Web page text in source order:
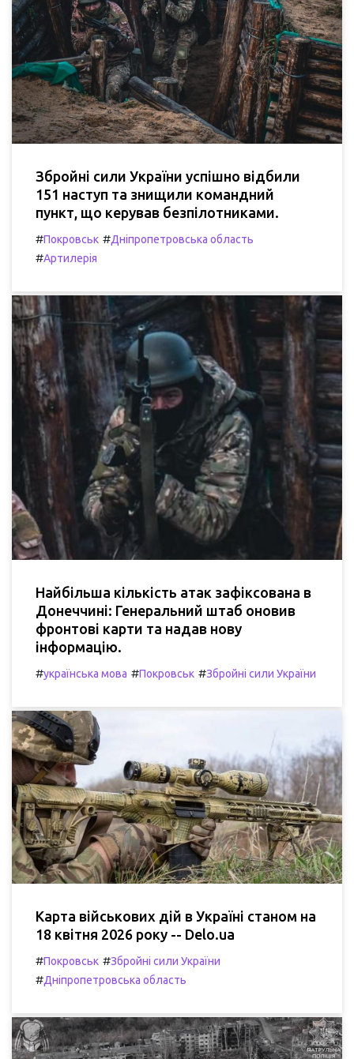
Збройні сили України успішно відбили
151 наступ та знищили командний
пункт, що керував безпілотниками.
#Покровськ #Дніпропетровська область
#Артилерія
Найбільша кількість атак зафіксована в
Донеччині: Генеральний штаб оновив
фронтові карти та надав нову
інформацію.
#українська мова #Покровськ #Збройні сили України
Карта військових дій в Україні станом на
18 квітня 2026 року -- Delo.ua
#Покровськ #Збройні сили України
#Дніпропетровська область